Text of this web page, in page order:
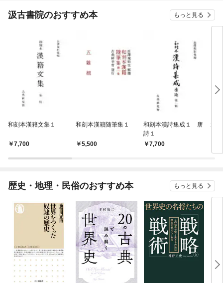
汲古書院のおすすめ本 もっと見る
和刻本漢籍文集１
7,700
和刻本漢籍随筆集１
5,500
和刻本漢詩集成１ 唐
詩１
7,700
影
歴史・地理・民俗のおすすめ本 もっと見る